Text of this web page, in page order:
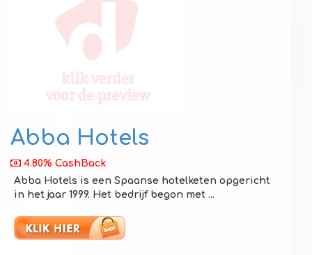
Abba Hotels
4.80% CashBack
Abba Hotels is een Spaanse hotelketen opgericht
in het jaar 1999. Het bedrijf begon met ...